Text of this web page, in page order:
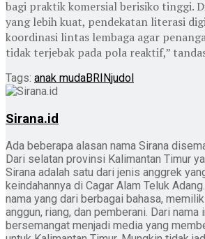
bagi praktik komersial berisiko tinggi.
yang lebih kuat, pendekatan literasi
koordinasi lintas lembaga agar
tidak terjebak pada pola reaktif,”
Tags: anak mudaBRINjudol
Sirana.id
Ada beberapa alasan nama Sirana
Dari selatan provinsi Kalimantan Timur
Sirana adalah satu dari jenis anggrek
keindahannya di Cagar Alam Teluk
nama yang dari berbagai bahasa,
anggun, riang, dan pemberani. Dari nama
bersemangat menjadi media yang